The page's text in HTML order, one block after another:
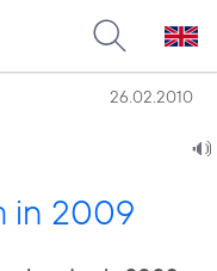
26.02.2010
in 2009